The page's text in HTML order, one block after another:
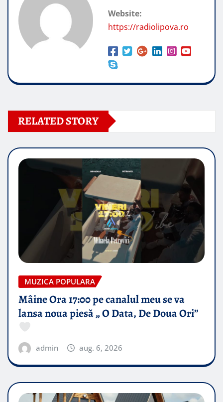
Website:
https://radiolipova.ro
RELATED STORY
MUZICA POPULARA
Mâine Ora 17:00 pe canalul meu se va
lansa noua piesă „ O Data, De Doua Ori”
admin aug. 6, 2026